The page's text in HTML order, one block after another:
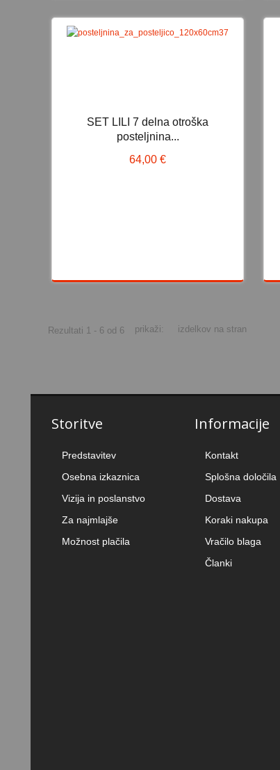
SET LILI 7 delna otroška
posteljnina...
64,00 €
SET LILI 7 delna otroška
Rezultati 1 - 6 od 6 prikaži: izdelkov na stran
Storitve
Predstavitev
Osebna izkaznica
Vizija in poslanstvo
Za najmlajše
Možnost plačila
Informacije
Kontakt
Splošna določila
Dostava
Koraki nakupa
Vračilo blaga
Članki